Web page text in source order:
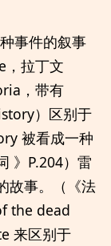
事件的叙事
，拉丁文
，带有
）区别于
被看成一种
》P.204）雷
故事。（《法
the dead
来区别于